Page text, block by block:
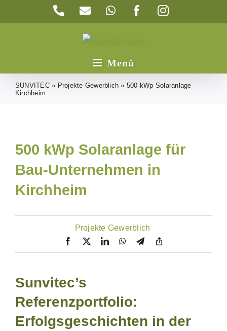
TelefonE-
Mail
WhatsAppFacebookInstagram
SUNVITEC» Projekte Gewerblich » 500 kWp Solaranlage
Kirchheim
500 kWp Solaranlage für
Bau-Unternehmen in
Kirchheim
Projekte Gewerblich
Sunvitec’s
Referenzportfolio:
Erfolgsgeschichten in der